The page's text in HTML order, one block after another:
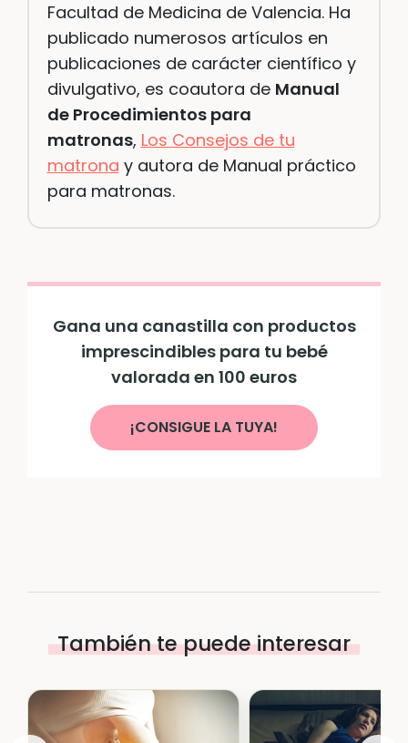
Facultad de Medicina de Valencia. Ha
publicado numerosos artículos en
publicaciones de carácter científico y
divulgativo, es coautora de Manual
de Procedimientos para
matronas, Los Consejos de tu
matrona y autora de Manual práctico
para matronas.
Gana una canastilla con productos
imprescindibles para tu bebé
valorada en 100 euros
¡CONSIGUE LA TUYA!
También te puede interesar